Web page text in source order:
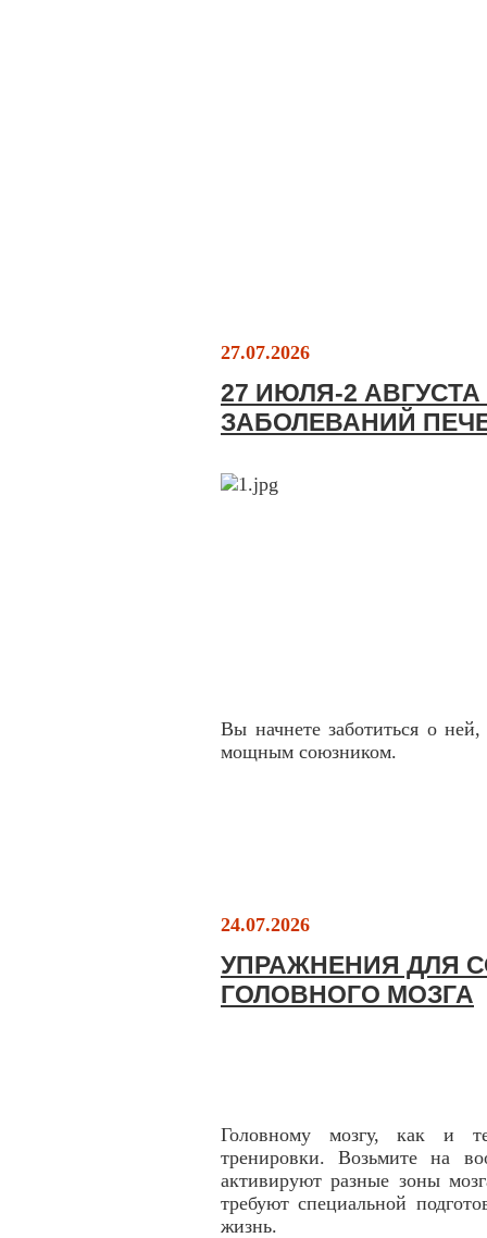
27.07.2026
27 ИЮЛЯ-2
ЗАБОЛЕВАНИЙ
Вы начнете заботиться о
мощным союзником.
24.07.2026
УПРАЖНЕНИЯ ДЛЯ
ГОЛОВНОГО МОЗГА
Головному мозгу, как и
тренировки. Возьмите на
активируют разные зоны
требуют специальной
жизнь.